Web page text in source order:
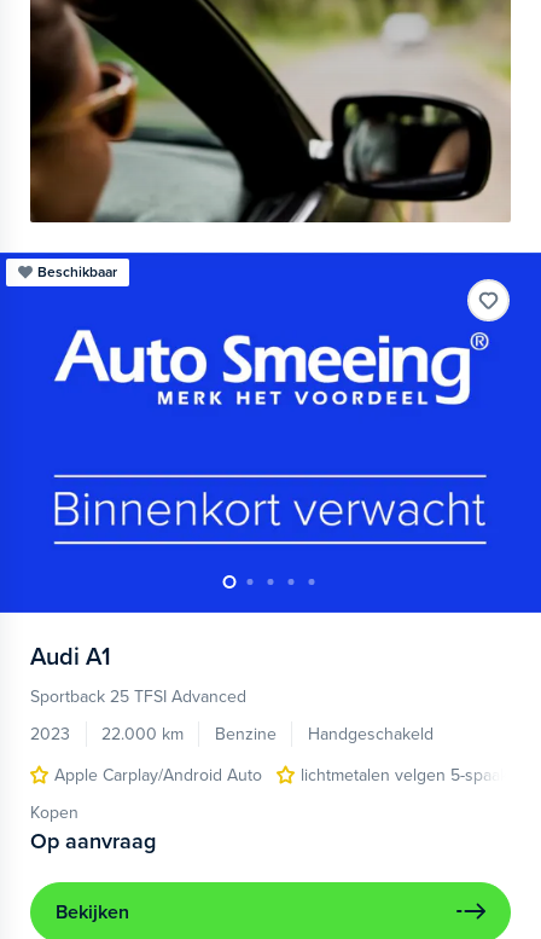
Beschikbaar
Audi A1
Sportback 25 TFSI Advanced
2023
22.000 km Benzine
Handgeschakeld
Apple Carplay/Android Auto
lichtmetalen velgen 5-spaaks
Kopen
Op aanvraag
Bekijken